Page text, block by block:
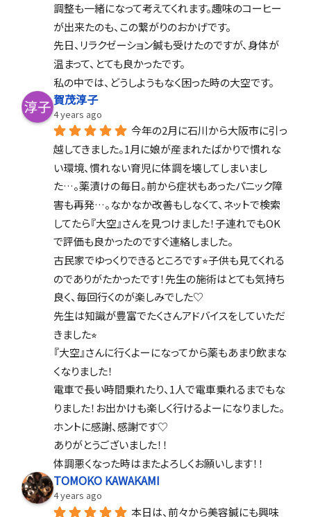
調整も一緒になって考えてくれます。趣味のコーヒー
が出来たのも、この繋がりのおかげです。
先日、リラクゼーション鍼も受けたのですが、身体が
温まって、とても良かったです。
私の中では、どうしようもなく困った時の大空です。
賀茂淳子
4 years ago
今年の2月に石川から大阪市に引っ
越してきました。1月に娘が産まれたばかりで慣れな
い環境、慣れない育児に体調を壊してしまいまし
た…。薬漬けの毎日。前から症状もあったパニック障
害も再発…。なかなか改善もしなくて、ネットで検索
してたら『大空』さんを見つけました！子連れでもOK
で評価も良かったのですぐ連絡しました。
古民家でゆっくりできるところです⭐︎子供も見てくれる
のでありがたかったです！先生の施術はとても気持ち
良く、毎回行くのが楽しみでした♡
先生は知識が豊富でたくさんアドバイスをしていただ
きました⭐︎
『大空』さんに行くよーになってから薬もあまり飲まな
くなりました！
電車で長い時間乗れたり、1人で電車乗れるまでもな
りました！お出かけも楽しく行けるよーになりました。
ホントに感謝、感謝です♡
ありがとうございました！！
体調悪くなった時はまたよろしくお願いします！！
TOMOKO KAWAKAMI
4 years ago
本日は、前々から美容鍼にも興味